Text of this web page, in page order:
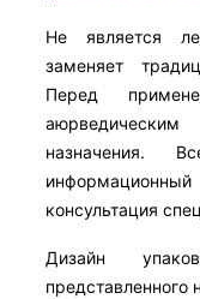
Не является
заменяет
Перед
назначения.
консультация
Дизайн
представленного